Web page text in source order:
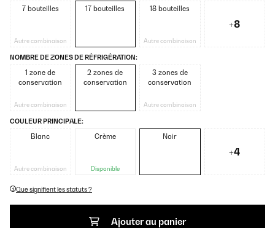
7 bouteilles
Autre combinaison
17 bouteilles 18 bouteilles
Autre combinaison
+8
NOMBRE DE ZONES DE RÉFRIGÉRATION:
1 zone de
conservation
Autre combinaison
2 zones de
conservation
3 zones de
conservation
Autre combinaison
COULEUR PRINCIPALE:
Blanc
Autre combinaison
Crème
Disponible
Noir
+4
Que signifient les statuts ?
Ajouter au panier